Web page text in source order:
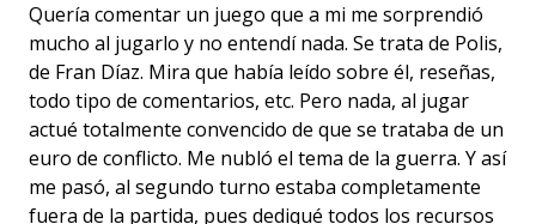
Quería comentar un juego que a mi me sorprendió
mucho al jugarlo y no entendí nada. Se trata de Polis,
de Fran Díaz. Mira que había leído sobre él, reseñas,
todo tipo de comentarios, etc. Pero nada, al jugar
actué totalmente convencido de que se trataba de un
euro de conflicto. Me nubló el tema de la guerra. Y así
me pasó, al segundo turno estaba completamente
fuera de la partida, pues dediqué todos los recursos